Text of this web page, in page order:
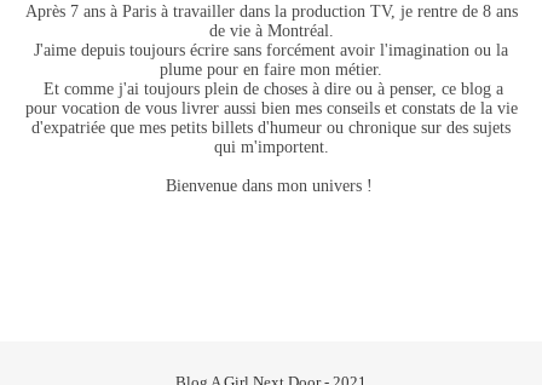
Après 7 ans à Paris à travailler dans la production TV, je rentre de 8 ans
de vie à Montréal.
J'aime depuis toujours écrire sans forcément avoir l'imagination ou la
plume pour en faire mon métier.
Et comme j'ai toujours plein de choses à dire ou à penser, ce blog a
pour vocation de vous livrer aussi bien mes conseils et constats de la vie
d'expatriée que mes petits billets d'humeur ou chronique sur des sujets
qui m'importent.
Bienvenue dans mon univers !